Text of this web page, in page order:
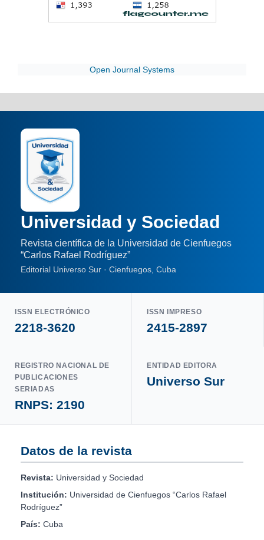
Open Journal Systems
Universidad y Sociedad
Revista científica de la Universidad de Cienfuegos
“Carlos Rafael Rodríguez”
Editorial Universo Sur · Cienfuegos, Cuba
ISSN ELECTRÓNICO
2218-3620
ISSN IMPRESO
2415-2897
REGISTRO NACIONAL DE
PUBLICACIONES
SERIADAS
RNPS: 2190
ENTIDAD EDITORA
Universo Sur
Datos de la revista
Revista: Universidad y Sociedad
Institución: Universidad de Cienfuegos “Carlos Rafael
Rodríguez”
País: Cuba